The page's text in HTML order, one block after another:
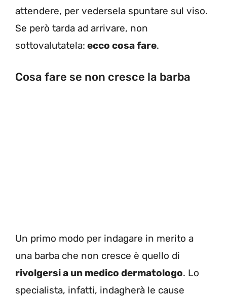
attendere, per vedersela spuntare sul viso.
Se però tarda ad arrivare, non
sottovalutatela: ecco cosa fare.
Cosa fare se non cresce la barba
Un primo modo per indagare in merito a
una barba che non cresce è quello di
rivolgersi a un medico dermatologo. Lo
specialista, infatti, indagherà le cause